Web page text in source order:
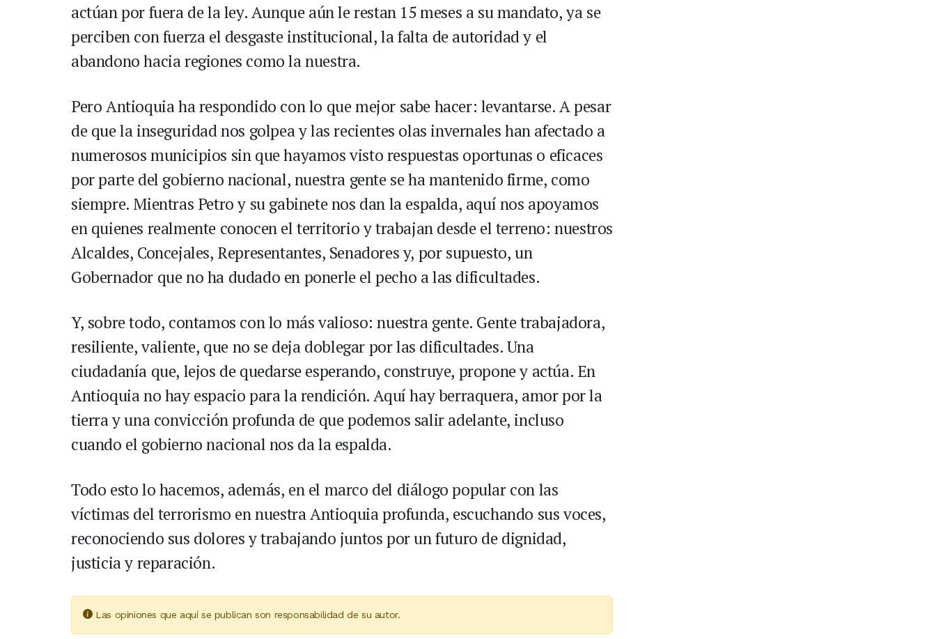
actúan por fuera de la ley. Aunque aún le restan 15 meses a su mandato, ya se
perciben con fuerza el desgaste institucional, la falta de autoridad y el
abandono hacia regiones como la nuestra.
Pero Antioquia ha respondido con lo que mejor sabe hacer: levantarse. A pesar
de que la inseguridad nos golpea y las recientes olas invernales han afectado a
numerosos municipios sin que hayamos visto respuestas oportunas o eficaces
por parte del gobierno nacional, nuestra gente se ha mantenido firme, como
siempre. Mientras Petro y su gabinete nos dan la espalda, aquí nos apoyamos
en quienes realmente conocen el territorio y trabajan desde el terreno: nuestros
Alcaldes, Concejales, Representantes, Senadores y, por supuesto, un
Gobernador que no ha dudado en ponerle el pecho a las dificultades.
Y, sobre todo, contamos con lo más valioso: nuestra gente. Gente trabajadora,
resiliente, valiente, que no se deja doblegar por las dificultades. Una
ciudadanía que, lejos de quedarse esperando, construye, propone y actúa. En
Antioquia no hay espacio para la rendición. Aquí hay berraquera, amor por la
tierra y una convicción profunda de que podemos salir adelante, incluso
cuando el gobierno nacional nos da la espalda.
Todo esto lo hacemos, además, en el marco del diálogo popular con las
víctimas del terrorismo en nuestra Antioquia profunda, escuchando sus voces,
reconociendo sus dolores y trabajando juntos por un futuro de dignidad,
justicia y reparación.
Las opiniones que aquí se publican son responsabilidad de su autor.